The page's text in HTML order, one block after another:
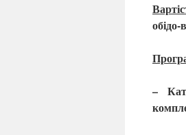
–